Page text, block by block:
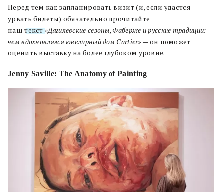
Перед тем как запланировать визит (и, если удастся
урвать билеты) обязательно прочитайте
наштекст«Дягилевские сезоны, Фаберже и русские традиции:
чем вдохновлялся ювелирный дом Cartier» — он поможет
оценить выставку на более глубоком уровне.
Jenny Saville: The Anatomy of Painting